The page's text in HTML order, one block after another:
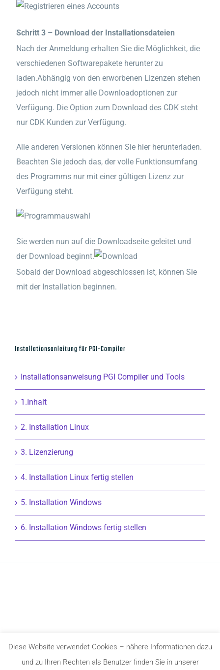
Schritt 3 – Download der Installationsdateien
Nach der Anmeldung erhalten Sie die Möglichkeit, die
verschiedenen Softwarepakete herunter zu
laden.Abhängig von den erworbenen Lizenzen stehen
jedoch nicht immer alle Downloadoptionen zur
Verfügung. Die Option zum Download des CDK steht
nur CDK Kunden zur Verfügung.
Alle anderen Versionen können Sie hier herunterladen.
Beachten Sie jedoch das, der volle Funktionsumfang
des Programms nur mit einer gültigen Lizenz zur
Verfügung steht.
Sie werden nun auf die Downloadseite geleitet und
der Download beginnt.
Sobald der Download abgeschlossen ist, können Sie
mit der Installation beginnen.
Installationsanleitung für PGI-Compiler
Installationsanweisung PGI Compiler und Tools
1.Inhalt
2. Installation Linux
3. Lizenzierung
4. Installation Linux fertig stellen
5. Installation Windows
6. Installation Windows fertig stellen
Diese Website verwendet Cookies – nähere Informationen dazu
und zu Ihren Rechten als Benutzer finden Sie in unserer